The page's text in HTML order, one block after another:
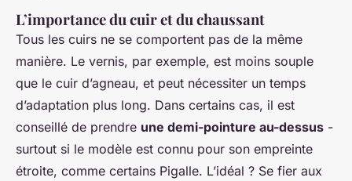
L’importance du cuir et du chaussant
Tous les cuirs ne se comportent pas de la même
manière. Le vernis, par exemple, est moins souple
que le cuir d’agneau, et peut nécessiter un temps
d’adaptation plus long. Dans certains cas, il est
conseillé de prendre une demi-pointure au-dessus -
surtout si le modèle est connu pour son empreinte
étroite, comme certains Pigalle. L’idéal ? Se fier aux